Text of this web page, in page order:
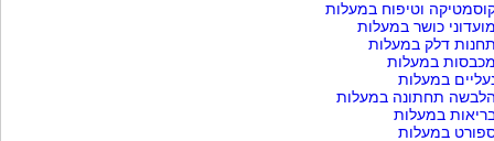
וטיפוח במעלות
כושר במעלות
דלק במעלות
במעלות
במעלות
תחתונה במעלות
במעלות
במעלות